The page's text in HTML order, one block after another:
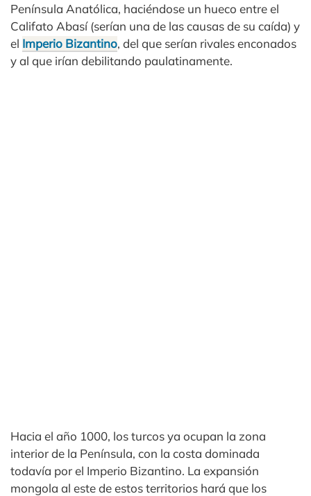
Península Anatólica, haciéndose un hueco entre el
Califato Abasí (serían una de las causas de su caída) y
el Imperio Bizantino, del que serían rivales enconados
y al que irían debilitando paulatinamente.
Hacia el año 1000, los turcos ya ocupan la zona
interior de la Península, con la costa dominada
todavía por el Imperio Bizantino. La expansión
mongola al este de estos territorios hará que los